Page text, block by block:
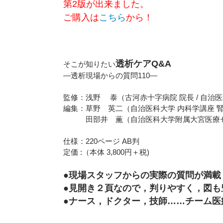
第2版が出来ました。
ご購入はこちらから！
そこが知りたい透析ケアQ&A
―透析現場からの質問110―
監修：浅野 泰（古河赤十字病院 院長 / 自治
編集：草野 英二（自治医科大学 内科学講座
田部井 薫（自治医科大学附属大宮医療セ
仕様：220ページ AB判
定価 :（本体 3,800円＋税)
●現場スタッフからの実際の質問が満載
●見開き２頁なので，判りやすく，図
●ナース，ドクター，技師……チーム医